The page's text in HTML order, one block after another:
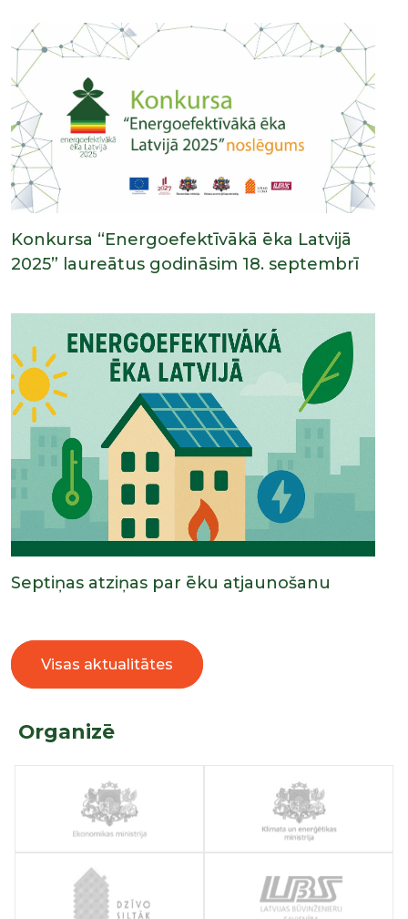
Konkursa “Energoefektīvākā ēka Latvijā
2025” laureātus godināsim 18. septembrī
Septiņas atziņas par ēku atjaunošanu
Visas aktualitātes
Organizē